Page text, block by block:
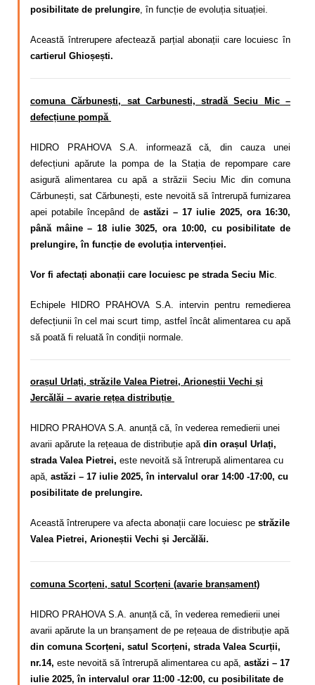
posibilitate de prelungire, în funcție de evoluția situației.
Această întrerupere afectează parțial abonații care locuiesc în
cartierul Ghioșești.
comuna Cărbunești, sat Carbunesti, stradă Seciu Mic –
defecțiune pompă
HIDRO PRAHOVA S.A. informează că, din cauza unei
defecțiuni apărute la pompa de la Stația de repompare care
asigură alimentarea cu apă a străzii Seciu Mic din comuna
Cărbunești, sat Cărbunești, este nevoită să întrerupă furnizarea
apei potabile începând de astăzi – 17 iulie 2025, ora 16:30,
până mâine – 18 iulie 3025, ora 10:00, cu posibilitate de
prelungire, în funcție de evoluția intervenției.
Vor fi afectați abonații care locuiesc pe strada Seciu Mic
Echipele HIDRO PRAHOVA S.A. intervin pentru remedierea
defecțiunii în cel mai scurt timp, astfel încât alimentarea cu apă
să poată fi reluată în condiții normale.
orașul Urlați, străzile Valea Pietrei, Arioneștii Vechi și
Jercălăi – avarie rețea distribuție
HIDRO PRAHOVA S.A. anunță că, în vederea remedierii unei
avarii apărute la rețeaua de distribuție apă din orașul Urlați,
strada Valea Pietrei, este nevoită să întrerupă alimentarea cu
apă, astăzi – 17 iulie 2025, în intervalul orar 14:00 -17:00, cu
posibilitate de prelungire.
Această întrerupere va afecta abonații care locuiesc pe străzile
Valea Pietrei, Arioneștii Vechi și Jercălăi.
comuna Scorțeni, satul Scorțeni (avarie branșament)
HIDRO PRAHOVA S.A. anunță că, în vederea remedierii unei
avarii apărute la un branșament de pe rețeaua de distribuție apă
din comuna Scorțeni, satul Scorțeni, strada Valea Scurții,
nr.14, este nevoită să întrerupă alimentarea cu apă, astăzi – 17
iulie 2025, în intervalul orar 11:00 -12:00, cu posibilitate de